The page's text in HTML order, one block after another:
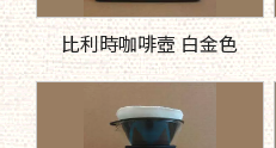
比利時咖啡壺 白金色